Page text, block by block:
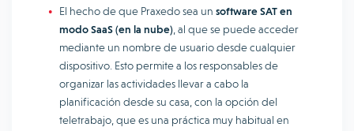
El hecho de que Praxedo sea un software SAT en
modo SaaS (en la nube) , al que se puede acceder
mediante un nombre de usuario desde cualquier
dispositivo. Esto permite a los responsables de
organizar las actividades llevar a cabo la
planificación desde su casa, con la opción del
teletrabajo, que es una práctica muy habitual en